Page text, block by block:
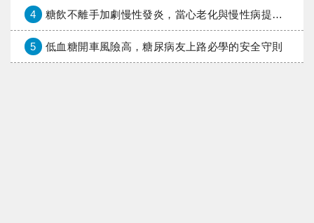
4 糖飲不離手加劇慢性發炎，當心老化與慢性病提早報到
5 低血糖開車風險高，糖尿病友上路必學的安全守則